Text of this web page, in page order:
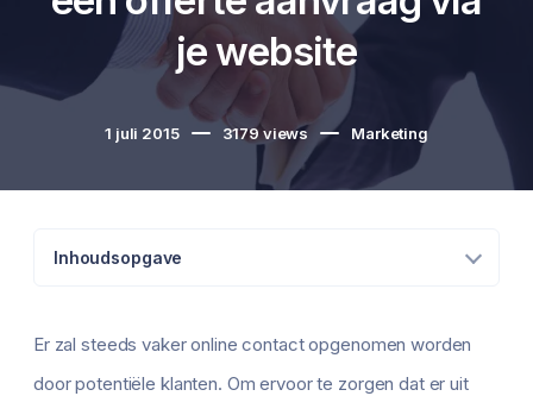
je website
1 juli 2015 3179views Marketing
Inhoudsopgave
Er zal steeds vaker online contact opgenomen worden
door potentiële klanten. Om ervoor te zorgen dat er uit